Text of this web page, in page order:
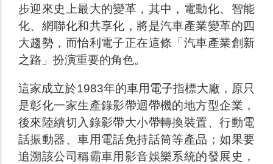
步迎來史上最大的變革，其中，電動化、智能
化、網聯化和共享化，將是汽車產業變革的四
大趨勢，而怡利電子正在這條「汽車產業創新
之路」扮演重要的角色。
這家成立於1983年的車用電子指標大廠，原只
是彰化一家生產錄影帶迴帶機的地方型企業，
後來陸續切入錄影帶大小帶轉換裝置、行動電
話振動器、車用電話免持話筒等產品；如果要
追溯該公司稱霸車用影音娛樂系統的發展史，